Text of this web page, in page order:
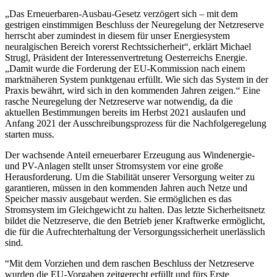
„Das Erneuerbaren-Ausbau-Gesetz verzögert sich – mit dem
gestrigen einstimmigen Beschluss der Neuregelung der Netzreserve
herrscht aber zumindest in diesem für unser Energiesystem
neuralgischen Bereich vorerst Rechtssicherheit“, erklärt Michael
Strugl, Präsident der Interessenvertretung Oesterreichs Energie.
„Damit wurde die Forderung der EU-Kommission nach einem
marktnäheren System punktgenau erfüllt. Wie sich das System in der
Praxis bewährt, wird sich in den kommenden Jahren zeigen.“ Eine
rasche Neuregelung der Netzreserve war notwendig, da die
aktuellen Bestimmungen bereits im Herbst 2021 auslaufen und
Anfang 2021 der Ausschreibungsprozess für die Nachfolgeregelung
starten muss.
Der wachsende Anteil erneuerbarer Erzeugung aus Windenergie-
und PV-Anlagen stellt unser Stromsystem vor eine große
Herausforderung. Um die Stabilität unserer Versorgung weiter zu
garantieren, müssen in den kommenden Jahren auch Netze und
Speicher massiv ausgebaut werden. Sie ermöglichen es das
Stromsystem im Gleichgewicht zu halten. Das letzte Sicherheitsnetz
bildet die Netzreserve, die den Betrieb jener Kraftwerke ermöglicht,
die für die Aufrechterhaltung der Versorgungssicherheit unerlässlich
sind.
“Mit dem Vorziehen und dem raschen Beschluss der Netzreserve
wurden die EU-Vorgaben zeitgerecht erfüllt und fürs Erste